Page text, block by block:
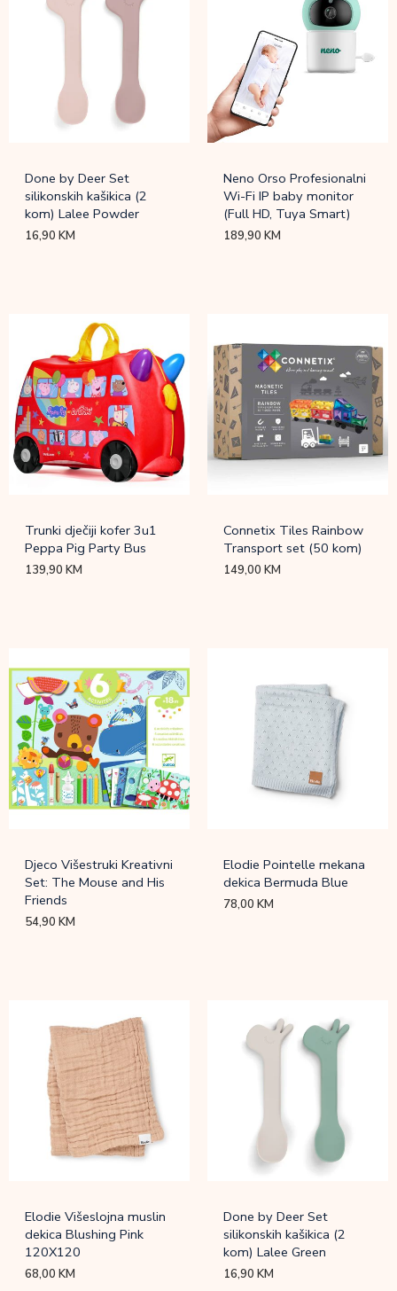
Done by Deer Set
silikonskih kašikica (2
kom) Lalee Powder
16,90KM
Neno Orso Profesionalni
Wi-Fi IP baby monitor
(Full HD, Tuya Smart)
189,90KM
Trunki dječiji kofer 3u1
Peppa Pig Party Bus
139,90KM
Connetix Tiles Rainbow
Transport set (50 kom)
149,00KM
Djeco Višestruki Kreativni
Set: The Mouse and His
Friends
54,90KM
Elodie Pointelle mekana
dekica Bermuda Blue
78,00KM
Elodie Višeslojna muslin
dekica Blushing Pink
120X120
68,00KM
Done by Deer Set
silikonskih kašikica (2
kom) Lalee Green
16,90KM